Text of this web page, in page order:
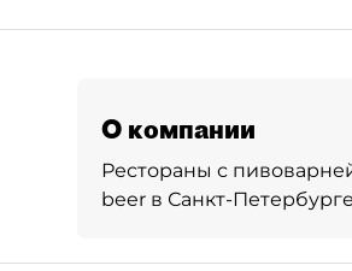
О компании
Рестораны с
beer в Санкт-